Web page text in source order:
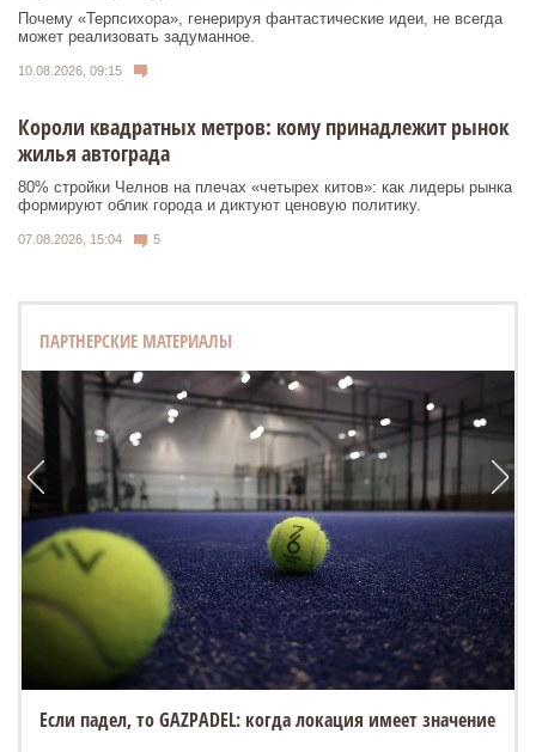
Почему «Терпсихора», генерируя фантастические идеи, не всегда
может реализовать задуманное.
10.08.2026, 09:15
Короли квадратных метров: кому принадлежит рынок
жилья автограда
80% стройки Челнов на плечах «четырех китов»: как лидеры рынка
формируют облик города и диктуют ценовую политику.
07.08.2026, 15:04 5
ПАРТНЕРСКИЕ МАТЕРИАЛЫ
Если падел, то GAZPADEL: когда локация имеет значение